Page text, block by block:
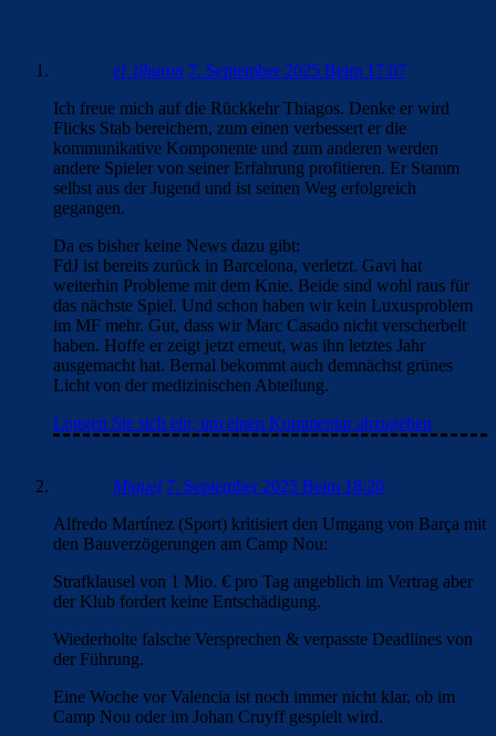
el_tiburon 7. September 2025 Beim 17:07
Ich freue mich auf die Rückkehr Thiagos. Denke er wird
Flicks Stab bereichern, zum einen verbessert er die
kommunikative Komponente und zum anderen werden
andere Spieler von seiner Erfahrung profitieren. Er Stamm
selbst aus der Jugend und ist seinen Weg erfolgreich
gegangen.
Da es bisher keine News dazu gibt:
FdJ ist bereits zurück in Barcelona, verletzt. Gavi hat
weiterhin Probleme mit dem Knie. Beide sind wohl raus für
das nächste Spiel. Und schon haben wir kein Luxusproblem
im MF mehr. Gut, dass wir Marc Casado nicht verscherbelt
haben. Hoffe er zeigt jetzt erneut, was ihn letztes Jahr
ausgemacht hat. Bernal bekommt auch demnächst grünes
Licht von der medizinischen Abteilung.
Loggen Sie sich ein, um einen Kommentar abzugeben
Miguel 7. September 2025 Beim 18:20
Alfredo Martínez (Sport) kritisiert den Umgang von Barça mit
den Bauverzögerungen am Camp Nou:
Strafklausel von 1 Mio. € pro Tag angeblich im Vertrag aber
der Klub fordert keine Entschädigung.
Wiederholte falsche Versprechen & verpasste Deadlines von
der Führung.
Eine Woche vor Valencia ist noch immer nicht klar, ob im
Camp Nou oder im Johan Cruyff gespielt wird.